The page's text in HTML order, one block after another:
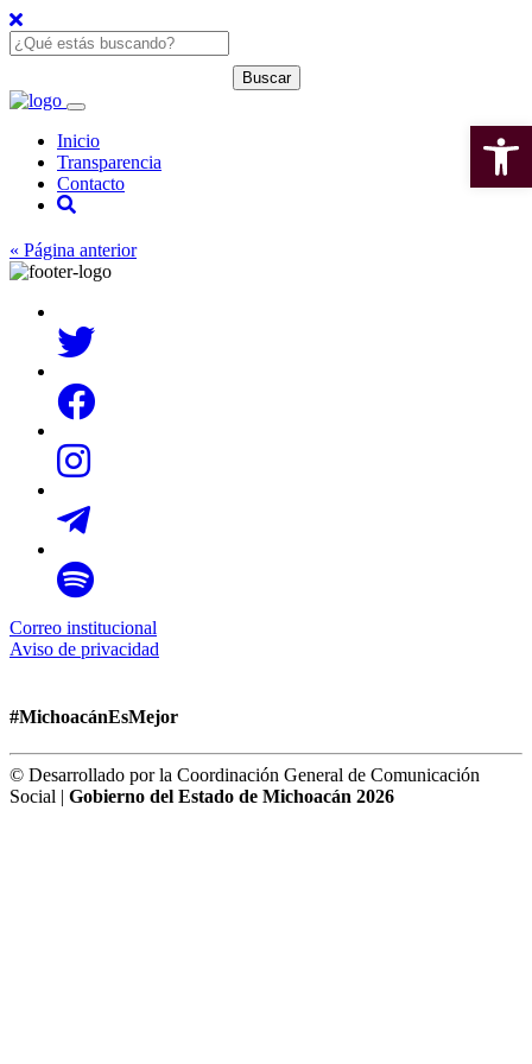
Inicio
Transparencia
Contacto
« Página anterior
Correo institucional
Aviso de privacidad
#MichoacánEsMejor
© Desarrollado por la Coordinación General de Comunicación
Social | Gobierno del Estado de Michoacán 2026